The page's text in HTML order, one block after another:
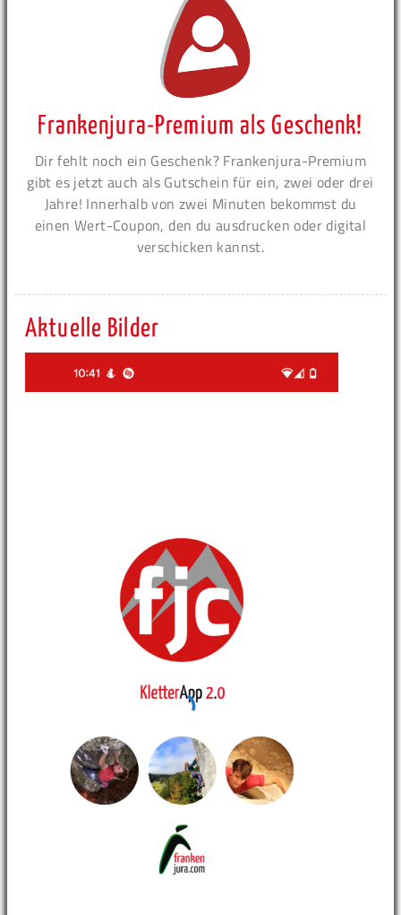
Frankenjura-Premium als Geschenk!
Dir fehlt noch ein Geschenk? Frankenjura-Premium
gibt es jetzt auch als Gutschein für ein, zwei oder drei
Jahre! Innerhalb von zwei Minuten bekommst du
einen Wert-Coupon, den du ausdrucken oder digital
verschicken kannst.
Aktuelle Bilder